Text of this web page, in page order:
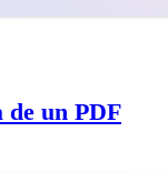
de un PDF